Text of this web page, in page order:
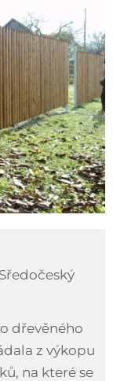
dřevěného
z výkopu
na které se